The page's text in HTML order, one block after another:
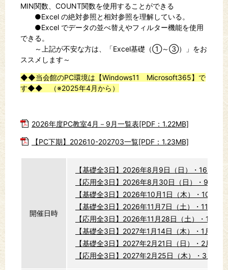
MIN関数、COUNT関数を使用することができる
●Excel の絶対参照と相対参照を理解している。
●Excel でデータの並べ替えやフィルター機能を使用
できる。
～上記が不安な方は、「Excel基礎（①～③）」をお
ススメします～
◆◆当会館のPC環境は【Windows11 Microsoft365】で
す◆◆ （※2025年4月から）
2026年度PC教室4月－9月一覧表[PDF：1.22MB]
【PC下期】202610-202703一覧[PDF：1.23MB]
開催日時
【基礎全3日】2026年8月9日（日）・16日
【応用全3日】2026年8月30日（日）・9月6
【基礎全3日】2026年10月1日（木）・10月
【基礎全3日】2026年11月7日（土）・11
【応用全3日】2026年11月28日（土）・12
【基礎全3日】2027年1月14日（木）・1月
【基礎全3日】2027年2月21日（日）・2月
【応用全3日】2027年2月25日（木）・3月